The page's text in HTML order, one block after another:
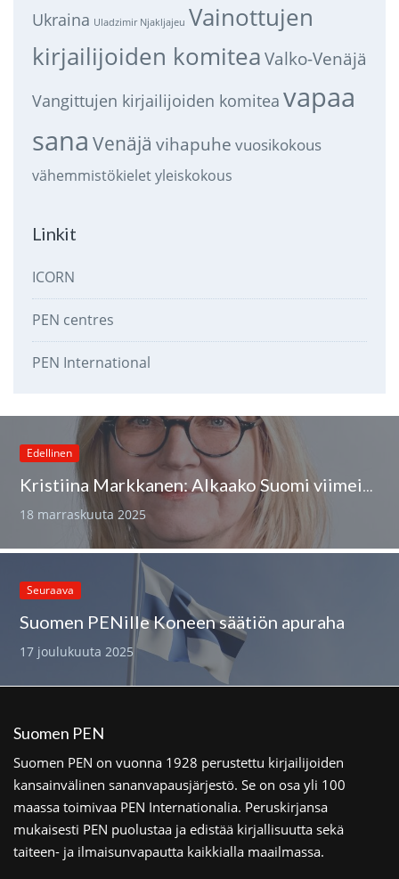
Ukraina Uladzimir Njakljajeu Vainottujen
kirjailijoiden komitea Valko-Venäjä
Vangittujen kirjailijoiden komitea vapaa
sana Venäjä vihapuhe vuosikokous
vähemmistökieletyleiskokous
Linkit
ICORN
PEN centres
PEN International
Edellinen
Kristiina Markkanen: Alkaako Suomi viimein herätä moniäänisyyden vaateeseen?
18 marraskuuta 2025
Seuraava
Suomen PENille Koneen säätiön apuraha
17 joulukuuta 2025
Suomen PEN
Suomen PEN on vuonna 1928 perustettu kirjailijoiden
kansainvälinen sananvapausjärjestö. Se on osa yli 100
maassa toimivaa PEN Internationalia. Peruskirjansa
mukaisesti PEN puolustaa ja edistää kirjallisuutta sekä
taiteen- ja ilmaisunvapautta kaikkialla maailmassa.